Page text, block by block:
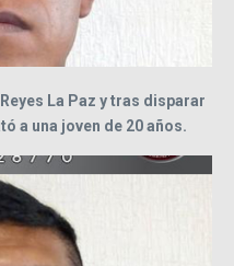
La Paz y tras disparar
a una joven de 20 años.